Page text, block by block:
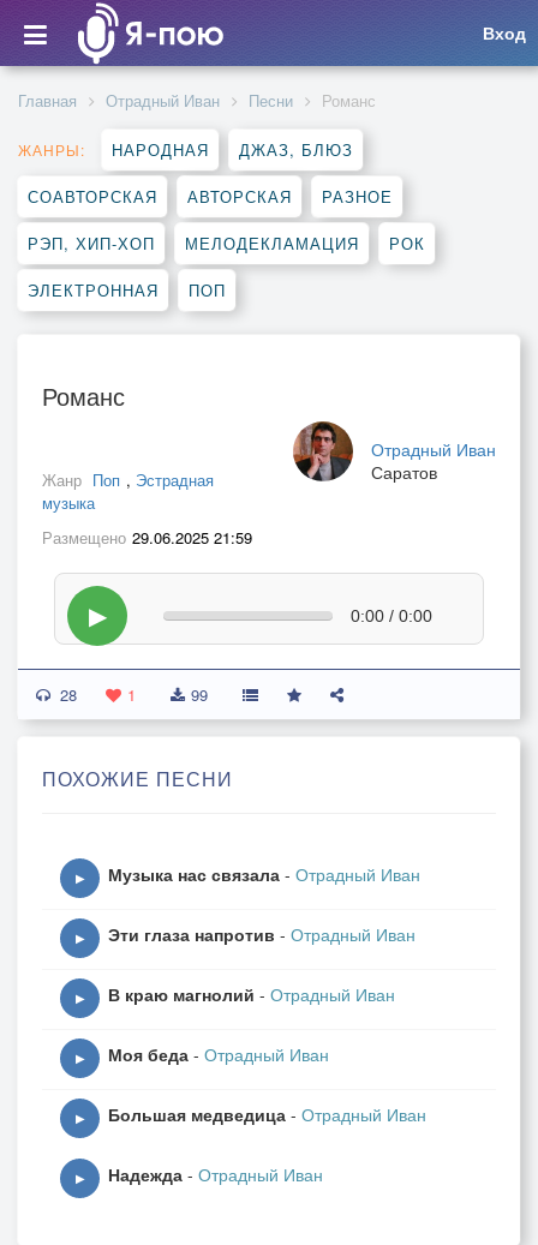
Вход
Главная Отрадный Иван Песни Романс
ЖАНРЫ: НАРОДНАЯ ДЖАЗ, БЛЮЗ
СОАВТОРСКАЯ АВТОРСКАЯ РАЗНОЕ
РЭП, ХИП-ХОП МЕЛОДЕКЛАМАЦИЯ РОК
ЭЛЕКТРОННАЯ ПОП
Романс
Отрадный Иван
Саратов
Жанр Поп , Эстрадная
музыка
Размещено 29.06.2025 21:59
▶ 0:00 / 0:00
28 1 99
ПОХОЖИЕ ПЕСНИ
▶ Музыка нас связала - Отрадный Иван
▶ Эти глаза напротив - Отрадный Иван
▶ В краю магнолий - Отрадный Иван
▶ Моя беда - Отрадный Иван
▶ Большая медведица - Отрадный Иван
▶ Надежда - Отрадный Иван